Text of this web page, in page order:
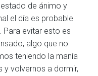
de ánimo y
el día es probable
Para evitar esto es
algo que no
teniendo la manía
y volvernos a dormir,